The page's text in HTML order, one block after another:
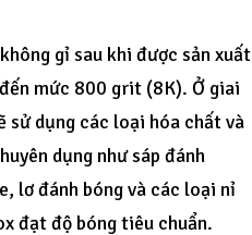
gỉ sau khi được sản xuất
mức 800 grit (8K). Ở giai
sử dụng các loại hóa chất và
dụng như sáp đánh
lơ đánh bóng và các loại nỉ
đạt độ bóng tiêu chuẩn.